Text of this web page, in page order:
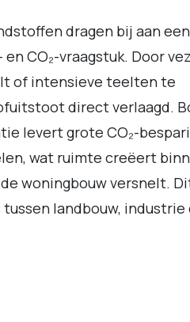
dragen bij aan een
CO₂-vraagstuk. Door
of intensieve teelten te
direct verlaagd.
levert grote CO₂-
wat ruimte creëert
woningbouw versnelt.
landbouw, industrie